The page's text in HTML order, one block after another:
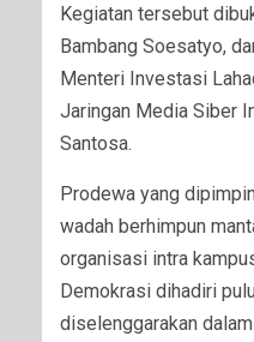
Kegiatan tersebut
Bambang Soesatyo,
Menteri Investasi
Jaringan Media Siber
Santosa.
Prodewa yang
wadah berhimpun
organisasi intra
Demokrasi dihadiri
diselenggarakan